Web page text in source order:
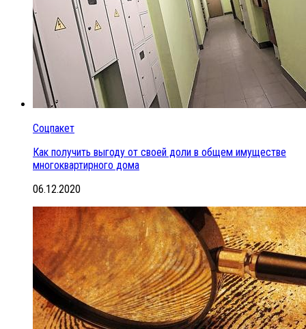
Соцпакет
Как получить выгоду от своей доли в общем имуществе
многоквартирного дома
06.12.2020